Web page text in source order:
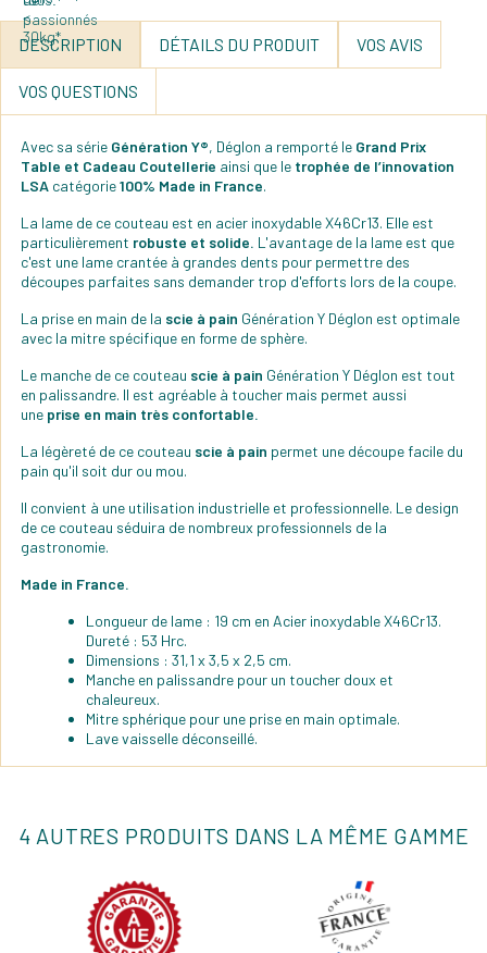
DESCRIPTION DÉTAILS DU PRODUIT VOS AVIS
VOS QUESTIONS
Avec sa série Génération Y®, Déglon a remporté le Grand Prix
Table et Cadeau Coutellerie ainsi que le trophée de l’innovation
LSA catégorie100% Made in France.
La lame de ce couteau est en acier inoxydable X46Cr13. Elle est
particulièrement robuste et solide. L'avantage de la lame est que
c'est une lame crantée à grandes dents pour permettre des
découpes parfaites sans demander trop d'efforts lors de la coupe.
La prise en main de la scie à pain Génération Y Déglon est optimale
avec la mitre spécifique en forme de sphère.
Le manche de ce couteau scie à pain Génération Y Déglon est tout
en palissandre. Il est agréable à toucher mais permet aussi
une prise en main très confortable.
La légèreté de ce couteau scie à pain permet une découpe facile du
pain qu'il soit dur ou mou.
Il convient à une utilisation industrielle et professionnelle. Le design
de ce couteau séduira de nombreux professionnels de la
gastronomie.
Made in France.
Longueur de lame : 19 cm en Acier inoxydable X46Cr13.
Dureté : 53 Hrc.
Dimensions : 31,1 x 3,5 x 2,5 cm.
Manche en palissandre pour un toucher doux et
chaleureux.
Mitre sphérique pour une prise en main optimale.
Lave vaisselle déconseillé.
4 AUTRES PRODUITS DANS LA MÊME GAMME